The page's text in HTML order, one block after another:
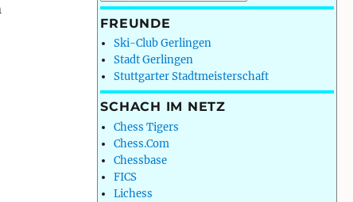
FREUNDE
Ski-Club Gerlingen
Stadt Gerlingen
Stuttgarter Stadtmeisterschaft
SCHACH IM NETZ
Chess Tigers
Chess.Com
Chessbase
FICS
Lichess